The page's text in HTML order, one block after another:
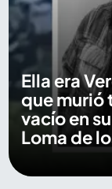
Ella era
que murió
vacío en
Loma de